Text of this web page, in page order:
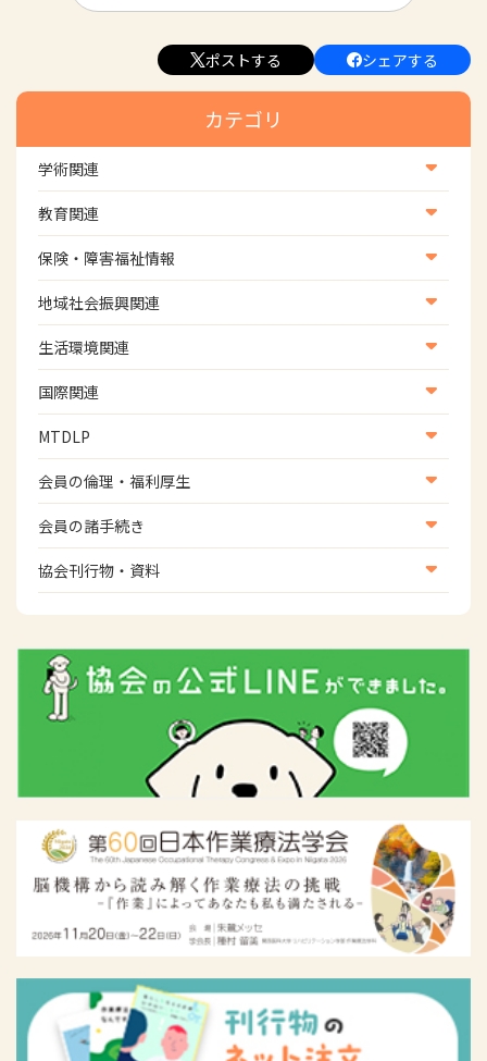
ポストする シェアする
カテゴリ
学術関連
学術・研究
学会
学術誌
教育関連
養成教育
生涯教育
研修会
協会認定資格試験・審査会情報
保険・障害福祉情報
医療保険情報
介護保険情報
児童福祉・障害福祉情報
地域社会振興関連
地域社会振興部地域事業支援課【認知症対策班】
地域社会振興部地域事業支援課【地域包括ケア推進班】
地域社会振興部地域事業支援課【運転と地域移動推進
班】
スポーツ振興関連
災害対策関連
生活環境関連
生活環境・福祉用具支援
国際関連
国際関連
WFOT等海外関連情報
MTDLP
MTDLP室
会員の倫理・福利厚生
会員向け団体保険のご案内
女性相談窓口
倫理関連情報
会員の諸手続き
会員の諸手続き
協会刊行物・資料
広報活動について
主な協会資料